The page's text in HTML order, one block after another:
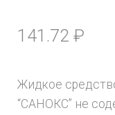
141.72 ₽
Жидкое
“САНОКС” не